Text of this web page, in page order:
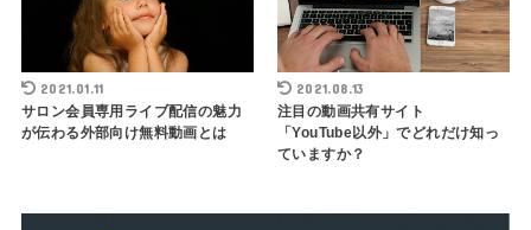
2021.01.11
サロン会員専用ライブ配信の魅力
が伝わる外部向け無料動画とは
2021.08.13
注目の動画共有サイト
「YouTube以外」でどれだけ知っ
ていますか？